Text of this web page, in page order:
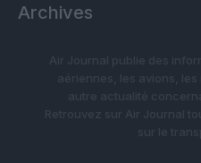
Archives